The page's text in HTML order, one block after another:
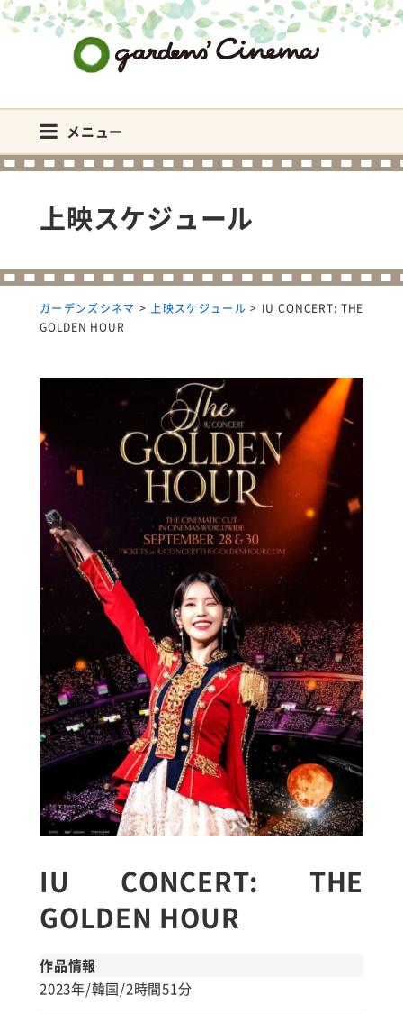
メニュー
上映スケジュール
ガーデンズシネマ >上映スケジュール > IU CONCERT: THE
GOLDEN HOUR
IU CONCERT: THE
GOLDEN HOUR
作品情報
2023年/韓国/2時間51分